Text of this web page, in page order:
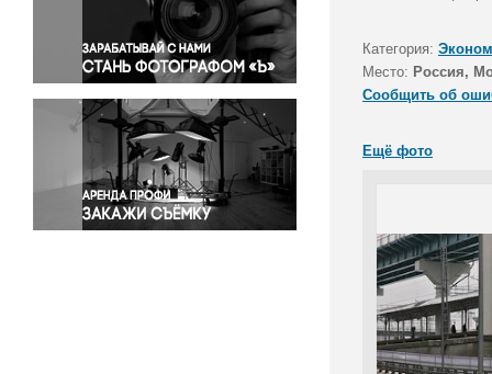
Правосудие
Происшествия и конфликты
Религия
Светская жизнь
Спорт
Экология
Экономика и бизнес
Категория:
Место: Россия,
Сообщить об
Ещё фото